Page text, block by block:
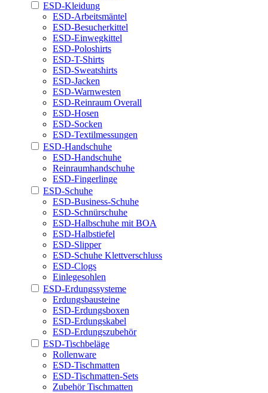
ESD-Kleidung
ESD-Arbeitsmäntel
ESD-Besucherkittel
ESD-Einwegkittel
ESD-Poloshirts
ESD-T-Shirts
ESD-Sweatshirts
ESD-Jacken
ESD-Warnwesten
ESD-Reinraum Overall
ESD-Hosen
ESD-Socken
ESD-Textilmessungen
ESD-Handschuhe
ESD-Handschuhe
Reinraumhandschuhe
ESD-Fingerlinge
ESD-Schuhe
ESD-Business-Schuhe
ESD-Schnürschuhe
ESD-Halbschuhe mit BOA
ESD-Halbstiefel
ESD-Slipper
ESD-Schuhe Klettverschluss
ESD-Clogs
Einlegesohlen
ESD-Erdungssysteme
Erdungsbausteine
ESD-Erdungsboxen
ESD-Erdungskabel
ESD-Erdungszubehör
ESD-Tischbeläge
Rollenware
ESD-Tischmatten
ESD-Tischmatten-Sets
Zubehör Tischmatten